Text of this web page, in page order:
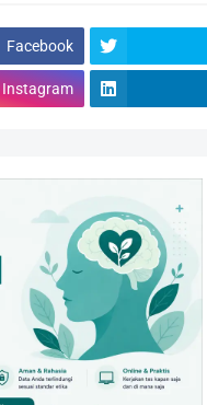
Facebook
Instagram